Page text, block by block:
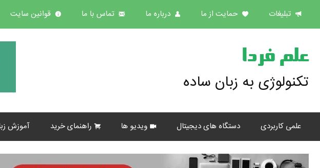
تبلیغات حمایت از ما درباره ما تماس با ما قوانین سایت
علم فردا
تکنولوژی به زبان ساده
علمی کاربردی دستگاه های دیجیتال ویدیو ها راهنمای خرید آموزش